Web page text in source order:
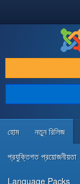
ডাউনলোড & প্রসারিত করুন
আবিষ্কার & শিখুন
কমিউনিটি & সহায়তা
হোম নতুন রিলিজ
প্রযুক্তিগত প্রয়োজনীয়তা
Language Packs